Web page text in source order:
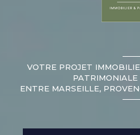
VOTRE PROJET
ENTRE MARSEILLE,